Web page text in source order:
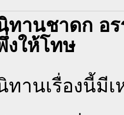
ทานชาดก อ
งให้โทษ
ทานเรื่องนี้มีเ